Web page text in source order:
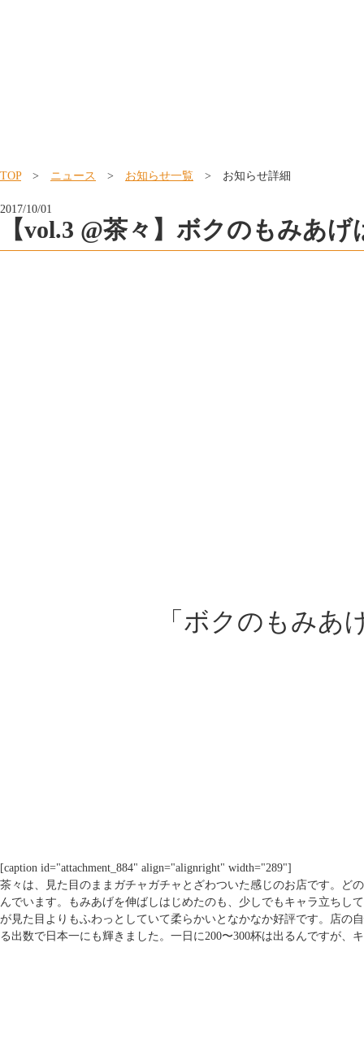
TOP> ニュース > お知らせ一覧 > お知らせ詳細
2017/10/01
【vol.3 @茶々】ボクのもみあ
「ボクのもみあ
[caption id="attachment_884" align="alignright" width="289"]
茶々は、見た目のままガチャガチャとざわついた感じのお店です。ど
んでいます。もみあげを伸ばしはじめたのも、少しでもキャラ立ちし
が見た目よりもふわっとしていて柔らかいとなかなか好評です。店の
る出数で日本一にも輝きました。一日に200〜300杯は出るんですが